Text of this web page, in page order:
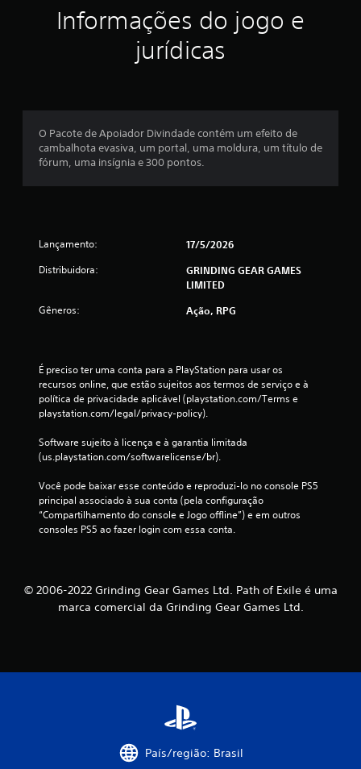
Informações do jogo e
jurídicas
O Pacote de Apoiador Divindade contém um efeito de
cambalhota evasiva, um portal, uma moldura, um título de
fórum, uma insígnia e 300 pontos.
Lançamento: 17/5/2026
Distribuidora:
GRINDING GEAR GAMES
LIMITED
Gêneros: Ação, RPG
É preciso ter uma conta para a PlayStation para usar os
recursos online, que estão sujeitos aos termos de serviço e à
política de privacidade aplicável (playstation.com/Terms e
playstation.com/legal/privacy-policy).
Software sujeito à licença e à garantia limitada
(us.playstation.com/softwarelicense/br).
Você pode baixar esse conteúdo e reproduzi-lo no console PS5
principal associado à sua conta (pela configuração
“Compartilhamento do console e Jogo offline”) e em outros
consoles PS5 ao fazer login com essa conta.
© 2006-2022 Grinding Gear Games Ltd. Path of Exile é uma
marca comercial da Grinding Gear Games Ltd.
País/região: Brasil